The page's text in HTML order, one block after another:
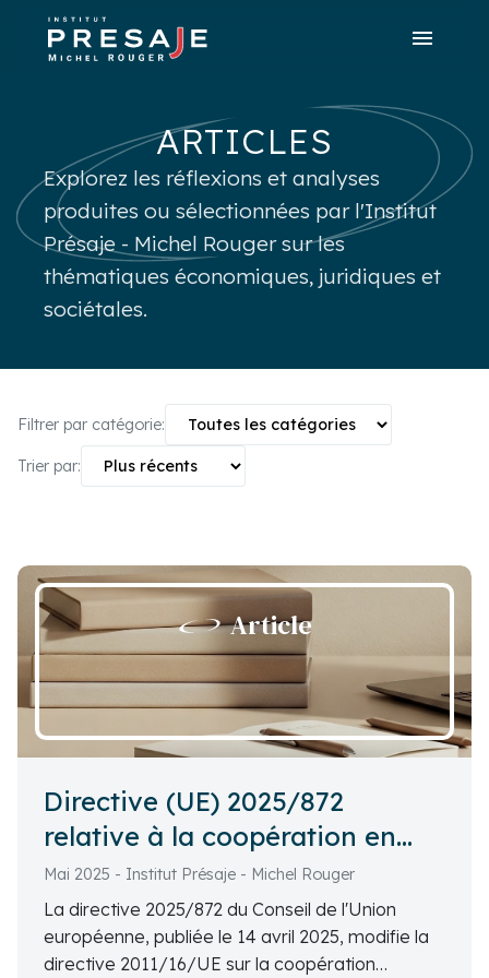
menu
Recherche avancéeARTICLES
Explorez les réflexions et analyses
produites ou sélectionnées par l'Institut
Présaje - Michel Rouger sur les
thématiques économiques, juridiques et
sociétales.
Filtrer par catégorie:
Trier par:
Article
Directive (UE) 2025/872
relative à la coopération en
matière fiscales
Mai 2025 - Institut Présaje - Michel Rouger
La directive 2025/872 du Conseil de l'Union
européenne, publiée le 14 avril 2025, modifie la
directive 2011/16/UE sur la coopération